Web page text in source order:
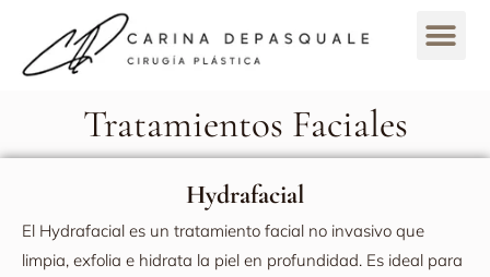
Tratamientos Faciales
Hydrafacial
El Hydrafacial es un tratamiento facial no invasivo que
limpia, exfolia e hidrata la piel en profundidad. Es ideal para